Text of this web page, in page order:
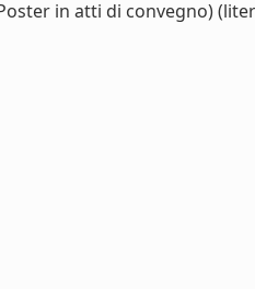
in atti di convegno)